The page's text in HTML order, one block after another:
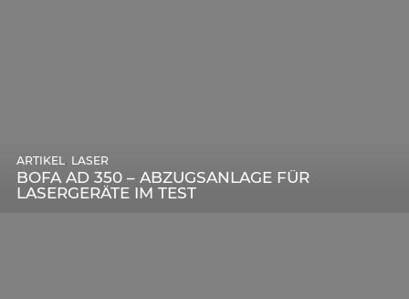
BOFA AD 350 – ABZUGSANLAGE FÜR
LASERGERÄTE IM TEST
ARTIKEL , LASER
DIE BEDEUTENDSTEN SCHRITTE ZUR
ERFOLGREICHEN MARKENBILDUNG IN DER
DIGITALEN ÄRA